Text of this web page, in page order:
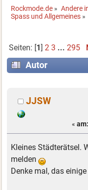
Rockmode.de » Andere
Spass und Allgemeines »
Seiten: [1] 2 3 ... 295
Autor
JJSW
« am:
Kleines Städterätsel.
melden
Denke mal, das